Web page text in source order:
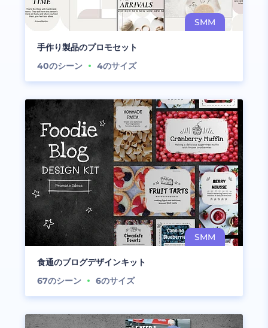
手作り製品のプロモセット
40のシーン 4のサイズ
食通のブログデザインキット
67のシーン 6のサイズ